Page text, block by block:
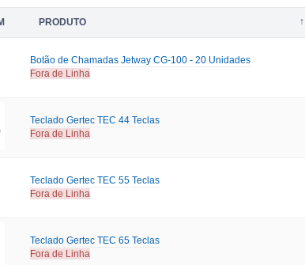
PRODUTO
Botão de Chamadas Jetway CG-100 - 20 Unidades
Fora de Linha
Teclado Gertec TEC 44 Teclas
Fora de Linha
Teclado Gertec TEC 55 Teclas
Fora de Linha
Teclado Gertec TEC 65 Teclas
Fora de Linha